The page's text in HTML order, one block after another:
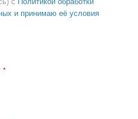
и принимаю её условия
*